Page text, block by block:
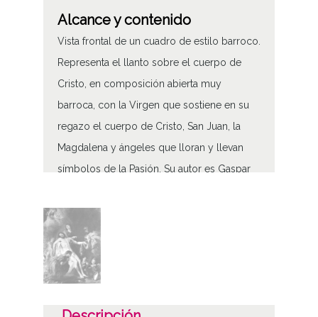
Alcance y contenido
Vista frontal de un cuadro de estilo barroco.
Representa el llanto sobre el cuerpo de
Cristo, en composición abierta muy
barroca, con la Virgen que sostiene en su
regazo el cuerpo de Cristo, San Juan, la
Magdalena y ángeles que lloran y llevan
símbolos de la Pasión. Su autor es Gaspar
hastial al lado del Evangelio de la Catedral
de Santa María
Descendimiento de la Catedral de Santa
María de Vitoria
Tipo de contenido